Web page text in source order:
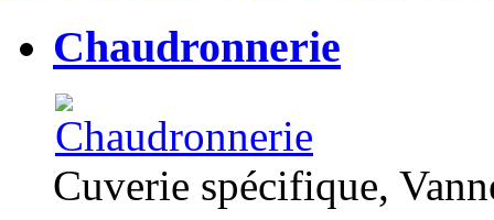
Chaudronnerie
Cuverie spécifique,